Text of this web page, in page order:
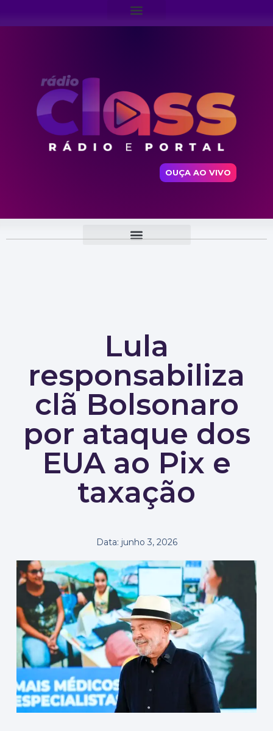
OUÇA AO VIVO
Lula
responsabiliza
clã Bolsonaro
por ataque dos
EUA ao Pix e
taxação
Data: junho 3, 2026